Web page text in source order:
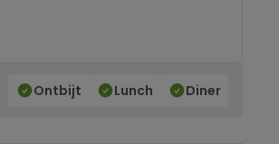
Ontbijt Lunch Diner